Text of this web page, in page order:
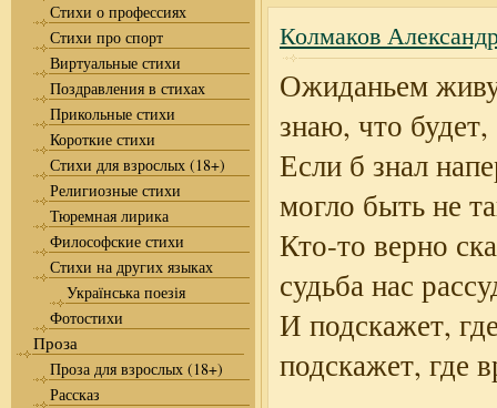
Стихи о профессиях
Стихи про спорт
Виртуальные стихи
Поздравления в стихах
Прикольные стихи
Короткие стихи
Стихи для взрослых (18+)
Религиозные стихи
Тюремная лирика
Философские стихи
Стихи на других языках
Українська поезія
Фотостихи
Проза
Проза для взрослых (18+)
Рассказ
Колмаков
Ожиданьем
знаю, что будет,
Если б знал
могло быть не
Кто-то верно
судьба нас
И подскажет,
подскажет, где